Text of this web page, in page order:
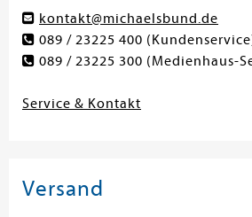
kontakt@michaelsbund.de
089 / 23225 400
089 / 23225 300 (Medienhaus-
Service & Kontakt
Versand